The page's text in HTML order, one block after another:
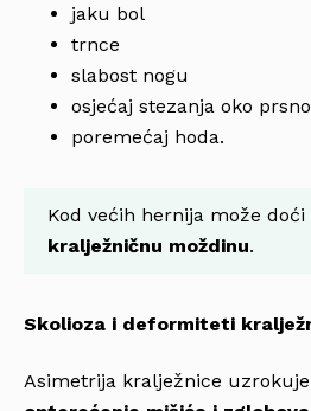
jaku bol
trnce
slabost nogu
osjećaj stezanja oko
poremećaj hoda.
Kod većih hernija može doći
kralježničnu moždinu.
Skolioza i deformiteti
Asimetrija kralježnice uzrokuje